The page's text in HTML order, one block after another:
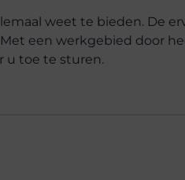
weet te bieden. De
een werkgebied door
u toe te sturen.